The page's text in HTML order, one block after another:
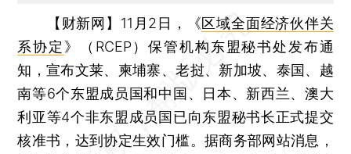
【财新网】 11月2日，《区域全面经济伙伴关
系协定 》（RCEP）保管机构东盟秘书处发布通
知，宣布文莱、柬埔寨、老挝、新加坡、泰国、越
南等6个东盟成员国和中国、日本、新西兰、澳大
利亚等4个非东盟成员国已向东盟秘书长正式提交
核准书，达到协定生效门槛。据商务部网站消息，